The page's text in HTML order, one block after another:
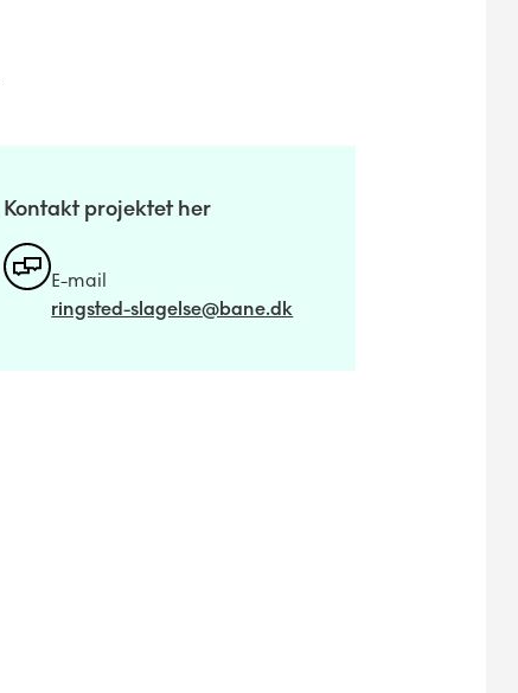
Kontakt projektet her
E-mail
ringsted-slagelse@bane.dk